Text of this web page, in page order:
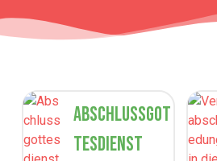
Abschlussgot
tesdienst